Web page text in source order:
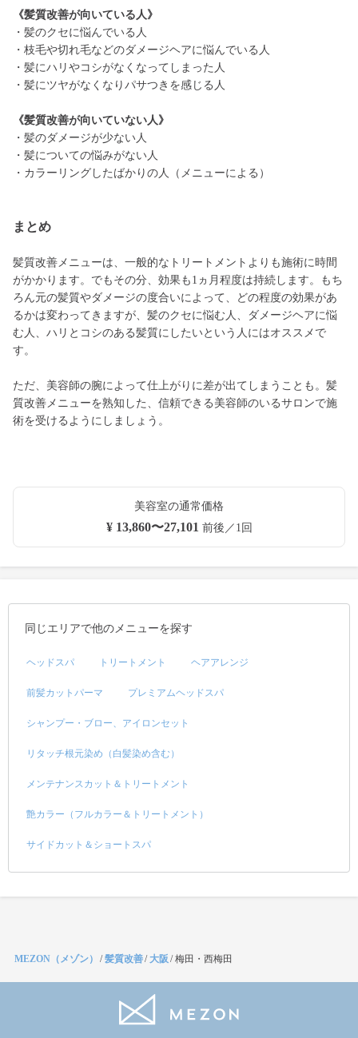
《髪質改善が向いている人》
・髪のクセに悩んでいる人
・枝毛や切れ毛などのダメージヘアに悩んでいる人
・髪にハリやコシがなくなってしまった人
・髪にツヤがなくなりパサつきを感じる人
《髪質改善が向いていない人》
・髪のダメージが少ない人
・髪についての悩みがない人
・カラーリングしたばかりの人（メニューによる）
まとめ
髪質改善メニューは、一般的なトリートメントよりも施術に時間
がかかります。でもその分、効果も1ヵ月程度は持続します。もち
ろん元の髪質やダメージの度合いによって、どの程度の効果があ
るかは変わってきますが、髪のクセに悩む人、ダメージヘアに悩
む人、ハリとコシのある髪質にしたいという人にはオススメで
す。
ただ、美容師の腕によって仕上がりに差が出てしまうことも。髪
質改善メニューを熟知した、信頼できる美容師のいるサロンで施
術を受けるようにしましょう。
美容室の通常価格
¥ 13,860〜27,101 前後／1回
同じエリアで他のメニューを探す
ヘッドスパ トリートメント ヘアアレンジ
前髪カットパーマ プレミアムヘッドスパ
シャンプー・ブロー、アイロンセット
リタッチ根元染め（白髪染め含む）
メンテナンスカット＆トリートメント
艶カラー（フルカラー＆トリートメント）
サイドカット＆ショートスパ
MEZON（メゾン） /髪質改善/大阪 /梅田・西梅田